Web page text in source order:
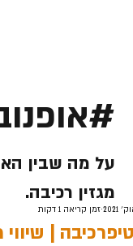
|
זמן קריאה 1 דקות
על מה שבין
מגזין רכיבה.